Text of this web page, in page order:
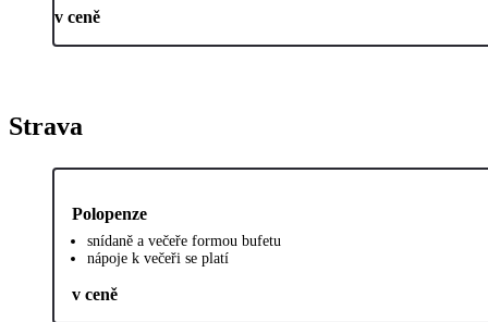
v ceně
Strava
Polopenze
snídaně a večeře formou bufetu
nápoje k večeři se platí
v ceně